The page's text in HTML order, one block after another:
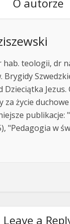
O autorze
hab. teologii, dr
Brygidy
za życie
publikacje:
"Pedagogia w
Leave a